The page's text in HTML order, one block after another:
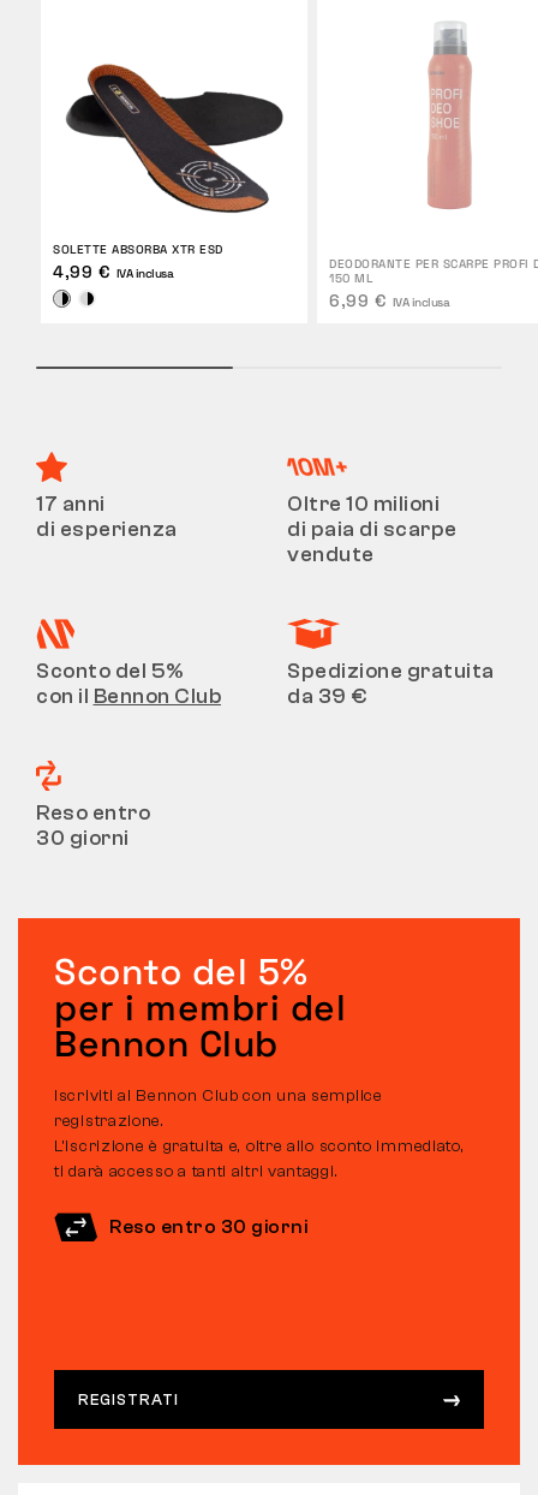
SOLETTE ABSORBA XTR ESD
4,99 € IVA inclusa
DEODORANTE PER SCARPE PROFI
150 ML
6,99 € IVA inclusa
17 anni
di esperienza
Oltre 10 milioni
di paia di scarpe
vendute
Sconto del 5%
con il Bennon Club
Spedizione gratuita
da 39 €
Reso entro
30 giorni
Sconto del 5%
per i membri del
Bennon Club
Iscriviti al Bennon Club con una semplice
registrazione.
L’iscrizione è gratuita e, oltre allo sconto immediato,
ti darà accesso a tanti altri vantaggi.
Reso entro 30 giorni
REGISTRATI